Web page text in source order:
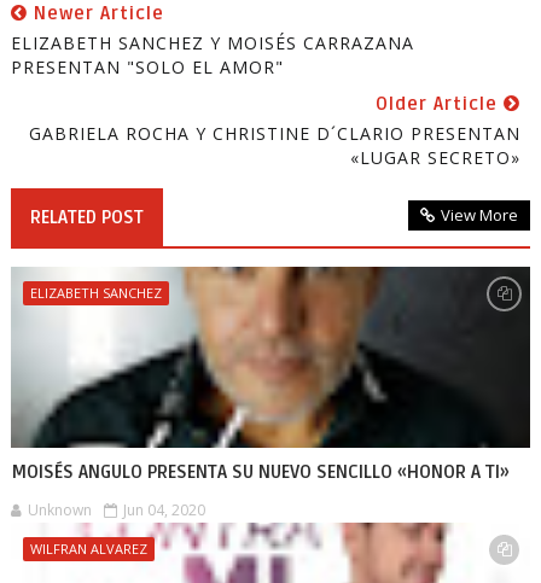
Newer Article
ELIZABETH SANCHEZ Y MOISÉS CARRAZANA
PRESENTAN "SOLO EL AMOR"
Older Article
GABRIELA ROCHA Y CHRISTINE D´CLARIO PRESENTAN
«LUGAR SECRETO»
RELATED POST View More
ELIZABETH SANCHEZ
MOISÉS ANGULO PRESENTA SU NUEVO SENCILLO «HONOR A TI»
Unknown Jun 04, 2020
WILFRAN ALVAREZ